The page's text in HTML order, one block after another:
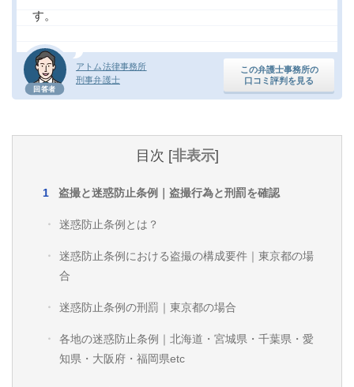
回答者
アトム法律事務所
刑事弁護士
この弁護士事務所の
口コミ評判を見る
す。
目次 [非表示]
盗撮と迷惑防止条例｜盗撮行為と刑罰を確認
迷惑防止条例とは？
迷惑防止条例における盗撮の構成要件｜東京都の場
合
迷惑防止条例の刑罰｜東京都の場合
各地の迷惑防止条例｜北海道・宮城県・千葉県・愛
知県・大阪府・福岡県etc